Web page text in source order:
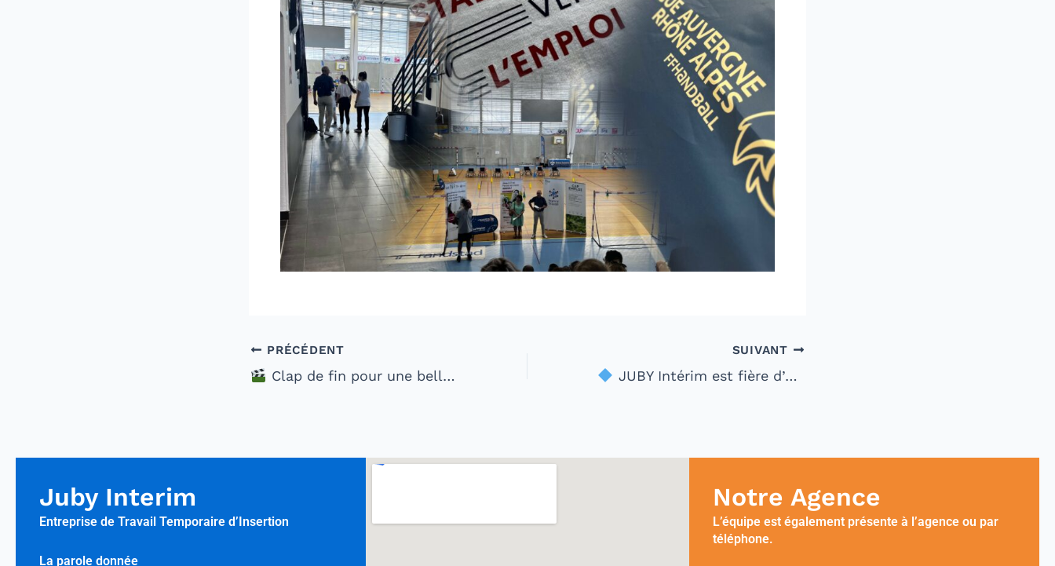
PRÉCÉDENT
Clap de fin pour une belle aventure en alternance pour Amira
SUIVANT
JUBY Intérim est fière d’annoncer sa participation à la Journée DuoDay 2025 !
Juby Interim
Entreprise de Travail Temporaire d’Insertion
La parole donnée
Notre Agence
L’équipe est également présente à l’agence ou par
téléphone.